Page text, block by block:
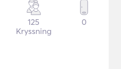
125
Kryssning
0